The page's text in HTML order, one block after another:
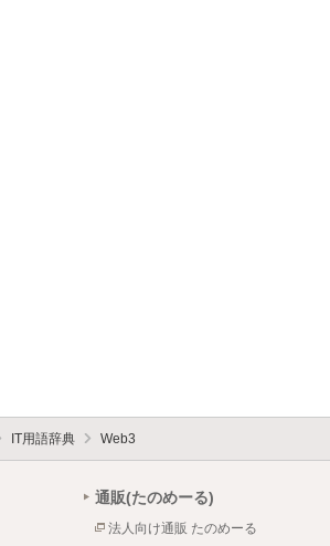
IT用語辞典 Web3
通販(たのめーる)
法人向け通販 たのめーる